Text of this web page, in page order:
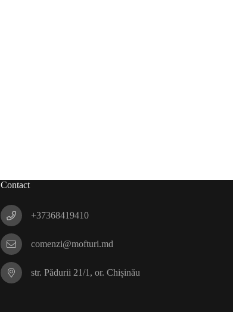
Contact
+37368419410
comenzi@mofturi.md
str. Pădurii 21/1, or. Chișinău